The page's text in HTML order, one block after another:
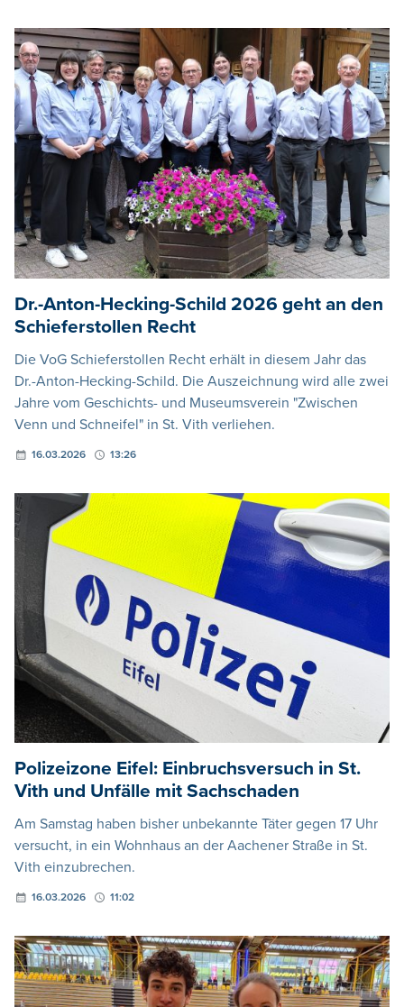
Dr.-Anton-Hecking-Schild 2026 geht an den
Schieferstollen Recht
Die VoG Schieferstollen Recht erhält in diesem Jahr das
Dr.-Anton-Hecking-Schild. Die Auszeichnung wird alle zwei
Jahre vom Geschichts- und Museumsverein "Zwischen
Venn und Schneifel" in St. Vith verliehen.
16.03.2026 13:26
Polizeizone Eifel: Einbruchsversuch in St.
Vith und Unfälle mit Sachschaden
Am Samstag haben bisher unbekannte Täter gegen 17 Uhr
versucht, in ein Wohnhaus an der Aachener Straße in St.
Vith einzubrechen.
16.03.2026 11:02